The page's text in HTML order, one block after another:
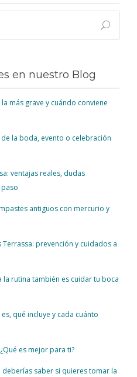
en nuestro Blog
más grave y cuándo conviene
la boda, evento o celebración
ventajas reales, dudas
antiguos con mercurio y
prevención y cuidados a
rutina también es cuidar tu boca
qué incluye y cada cuánto
es mejor para ti?
saber si quieres tomar la